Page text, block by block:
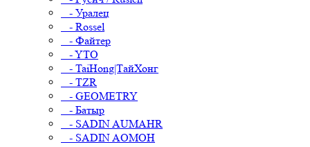
- Уралец
- Rossel
- Файтер
- YTO
- TaiHong|ТайХонг
- TZR
- GEOMETRY
- Батыр
- SADIN AUMAHR
- SADIN AOMOH